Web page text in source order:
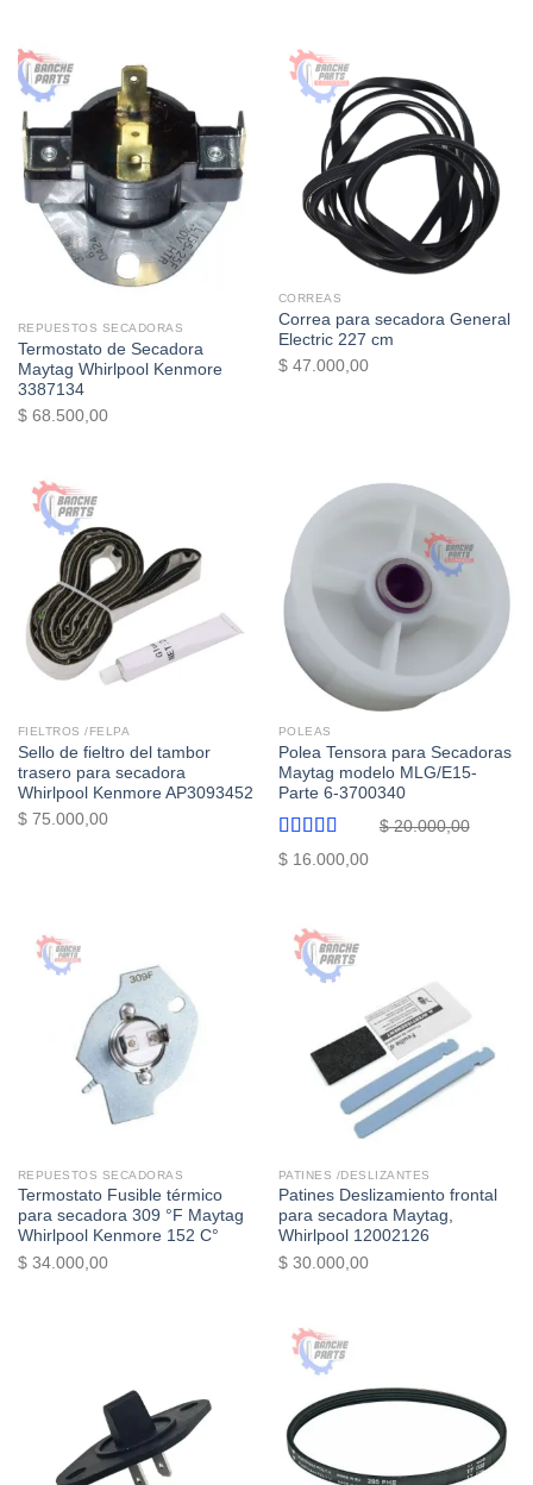
Sin existencias
REPUESTOS SECADORAS
Termostato de Secadora
Maytag Whirlpool Kenmore
3387134
$68.500,00
CORREAS
Correa para secadora General
Electric 227 cm
$47.000,00
FIELTROS /FELPA
Sello de fieltro del tambor
trasero para secadora
Whirlpool Kenmore AP3093452
$75.000,00
POLEAS
Polea Tensora para Secadoras
Maytag modelo MLG/E15-
Parte 6-3700340
Valorado
con
de
$20.000,00
El
era:
$ 20.000,00.
$16.000,00El
REPUESTOS SECADORAS
Termostato Fusible térmico
para secadora 309 °F Maytag
Whirlpool Kenmore 152 C°
$34.000,00
PATINES /DESLIZANTES
Patines Deslizamiento frontal
para secadora Maytag,
Whirlpool 12002126
$30.000,00